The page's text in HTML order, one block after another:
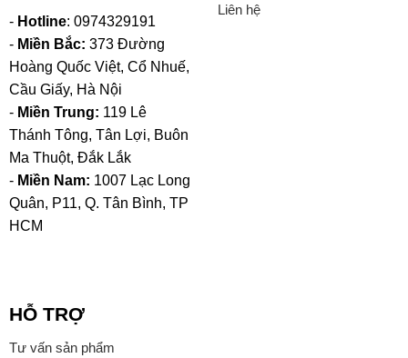
- Hotline: 0974329191
- Miền Bắc: 373 Đường
Hoàng Quốc Việt, Cổ Nhuế,
Cầu Giấy, Hà Nội
- Miền Trung: 119 Lê
Thánh Tông, Tân Lợi, Buôn
Ma Thuột, Đắk Lắk
- Miền Nam: 1007 Lạc Long
Quân, P11, Q. Tân Bình, TP
HCM
Liên hệ
HỖ TRỢ
Tư vấn sản phẩm